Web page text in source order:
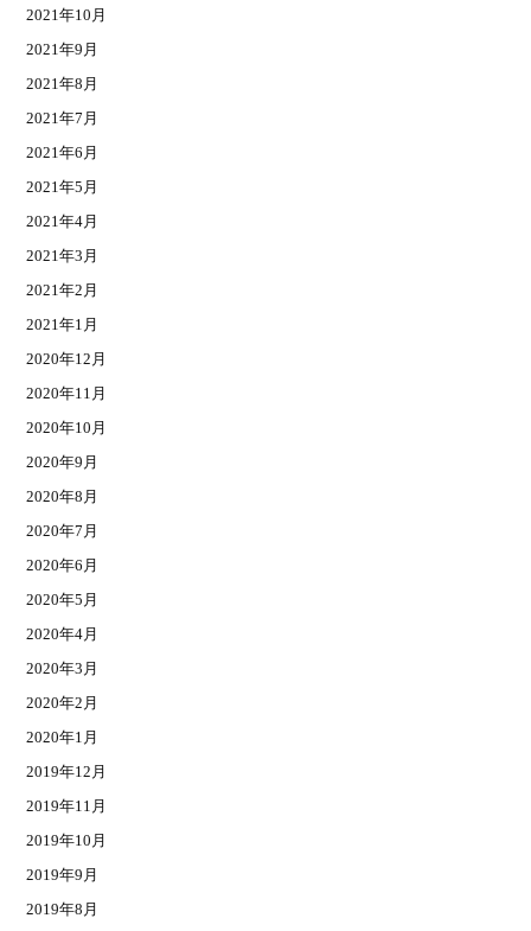
2021年10月
2021年9月
2021年8月
2021年7月
2021年6月
2021年5月
2021年4月
2021年3月
2021年2月
2021年1月
2020年12月
2020年11月
2020年10月
2020年9月
2020年8月
2020年7月
2020年6月
2020年5月
2020年4月
2020年3月
2020年2月
2020年1月
2019年12月
2019年11月
2019年10月
2019年9月
2019年8月